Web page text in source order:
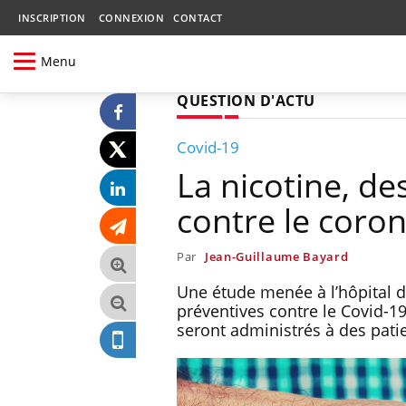
INSCRIPTION CONNEXION CONTACT
Menu
QUESTION D'ACTU
Covid-19
La nicotine,
contre le
Par Jean-Guillaume Bayard
Une étude menée à l’hôpital
préventives contre le Covid-
seront administrés à des